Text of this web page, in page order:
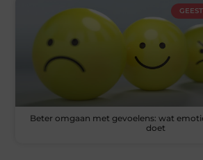
Beter omgaan met gevoelens: wat
doet